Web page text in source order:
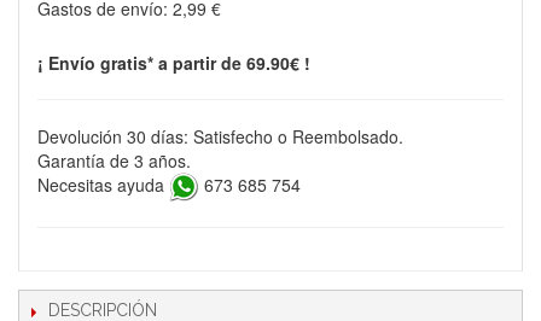
Gastos de envío: 2,99 €
¡ Envío gratis* a partir de 69.90€ !
Devolución 30 días: Satisfecho o Reembolsado.
Garantía de 3 años.
Necesitas ayuda
673 685 754
DESCRIPCIÓN